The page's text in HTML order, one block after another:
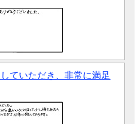
ていただき、非常に満足